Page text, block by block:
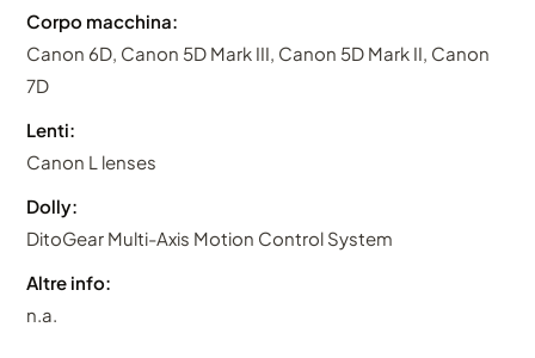
Corpo macchina:
Canon 6D, Canon 5D Mark III, Canon 5D Mark II, Canon
7D
Lenti:
Canon L lenses
Dolly:
DitoGear Multi-Axis Motion Control System
Altre info:
n.a.